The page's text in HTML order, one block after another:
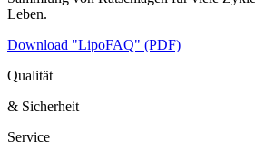
Leben.
Download "LipoFAQ" (PDF)
Qualität
& Sicherheit
Service